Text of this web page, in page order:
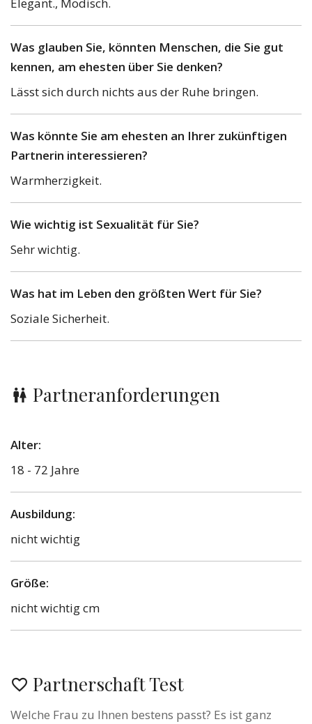
Elegant., Modisch.
Was glauben Sie, könnten Menschen, die Sie gut
kennen, am ehesten über Sie denken?
Lässt sich durch nichts aus der Ruhe bringen.
Was könnte Sie am ehesten an Ihrer zukünftigen
Partnerin interessieren?
Warmherzigkeit.
Wie wichtig ist Sexualität für Sie?
Sehr wichtig.
Was hat im Leben den größten Wert für Sie?
Soziale Sicherheit.
Partneranforderungen
Alter:
18 - 72 Jahre
Ausbildung:
nicht wichtig
Größe:
nicht wichtig cm
Partnerschaft Test
Welche Frau zu Ihnen bestens passt? Es ist ganz